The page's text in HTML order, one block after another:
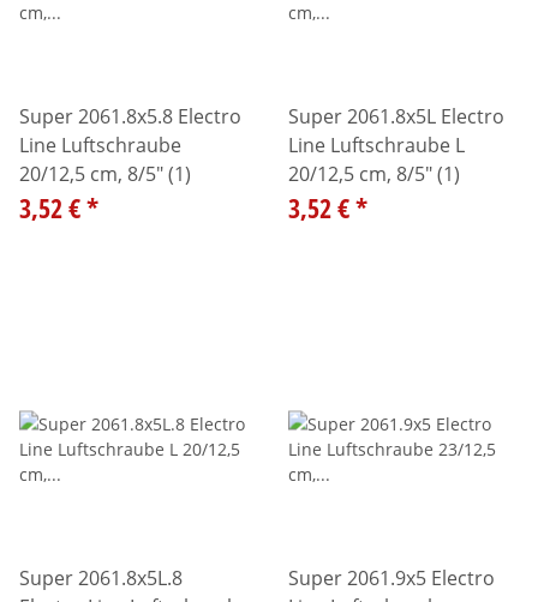
Super 2061.8x5.8 Electro
Line Luftschraube
20/12,5 cm, 8/5" (1)
3,52 €*
Super 2061.8x5L Electro
Line Luftschraube L
20/12,5 cm, 8/5" (1)
3,52 €*
Super 2061.8x5L.8
Super 2061.9x5 Electro